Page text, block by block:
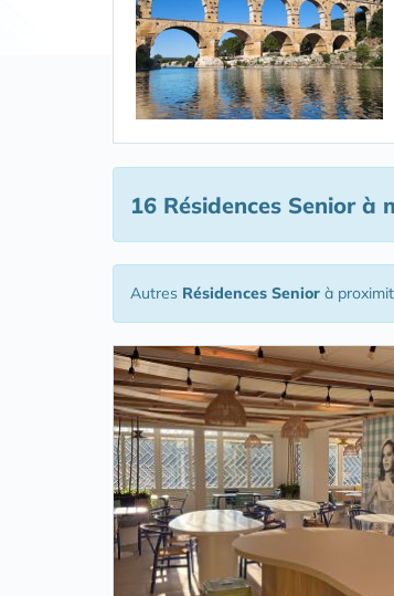
16 Résidences Seniorà
Autres Résidences Senior à